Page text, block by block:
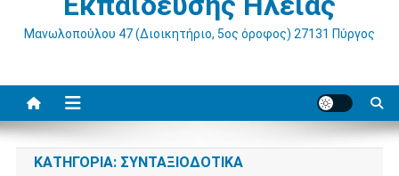
Μανωλοπούλου 47 (Διοικητήριο, 5ος όροφος) 27131 Πύργος
ΚΑΤΗΓΟΡΊΑ: ΣΥΝΤΑΞΙΟΔΟΤΙΚΆ